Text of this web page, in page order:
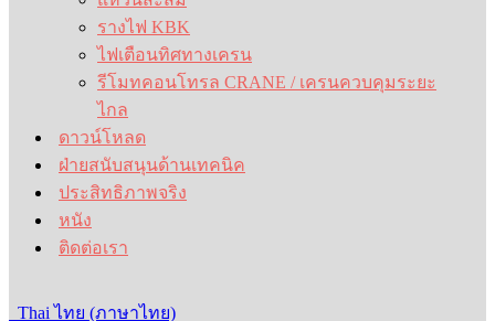
รางไฟ KBK
ไฟเตือนทิศทางเครน
รีโมทคอนโทรล CRANE / เครนควบคุมระยะ
ไกล
ดาวน์โหลด
ฝ่ายสนับสนุนด้านเทคนิค
ประสิทธิภาพจริง
หนัง
ติดต่อเรา
Thai ไทย (ภาษาไทย)